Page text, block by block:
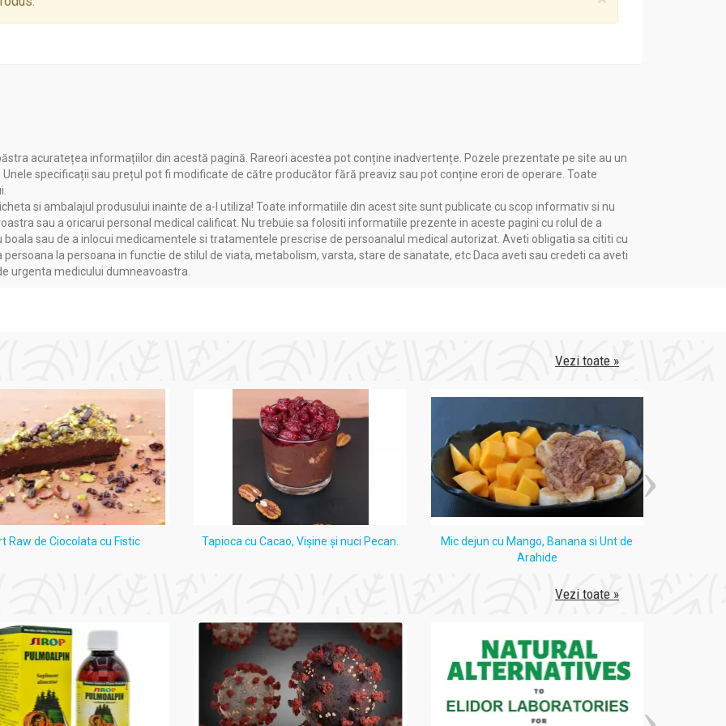
remarcă prin grija pentru consumatori și angajamentul față de calitate, folosind plante obținute din culturi
hidroalcoolic cu 20% polizaharide (150 mg);
naturale și pot exista variații privind culoarea, mirosul sau aspectul de la un lot la altul.
acuratețea informațiilor din acestă pagină. Rareori acestea pot conține inadvertențe. Pozele prezentate pe site au un
specificații sau prețul pot fi modificate de către producător fără preaviz sau pot conține erori de operare. Toate
si ambalajul produsului inainte de a-l utiliza! Toate informatiile din acest site sunt publicate cu scop informativ si nu
sau a oricarui personal medical calificat. Nu trebuie sa folositi informatiile prezente in aceste pagini cu rolul de a
sau de a inlocui medicamentele si tratamentele prescrise de persoanalul medical autorizat. Aveti obligatia sa cititi cu
la persoana in functie de stilul de viata, metabolism, varsta, stare de sanatate, etc Daca aveti sau credeti ca aveti
urgenta medicului dumneavoastra.
Vezi toate »
Raw de Ciocolata cu Fistic Tapioca cu Cacao, Vişine şi nuci Pecan.
Mic dejun cu Mango, Banana si Unt de
Arahide
Vezi toate »